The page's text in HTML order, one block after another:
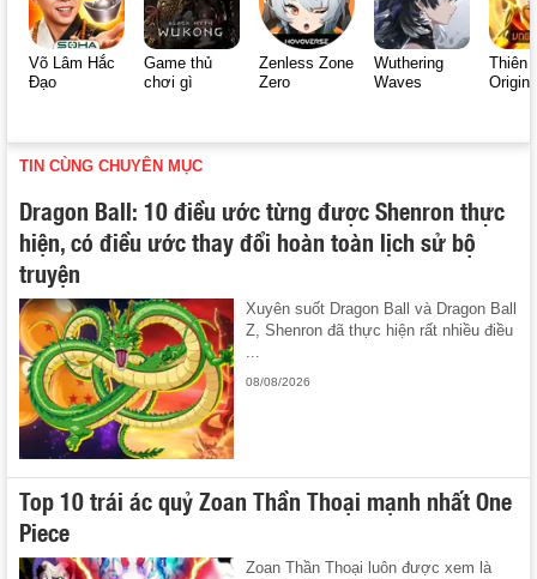
Võ Lâm Hắc
Đạo
Game thủ
chơi gì
Zenless Zone
Zero
Wuthering
Waves
Thiên
Origin
TIN CÙNG CHUYÊN MỤC
Dragon Ball: 10 điều ước từng được Shenron thực
hiện, có điều ước thay đổi hoàn toàn lịch sử bộ
truyện
Xuyên suốt Dragon Ball và Dragon Ball
Z, Shenron đã thực hiện rất nhiều điều
08/08/2026
Top 10 trái ác quỷ Zoan Thần Thoại mạnh nhất One
Piece
Zoan Thần Thoại luôn được xem là